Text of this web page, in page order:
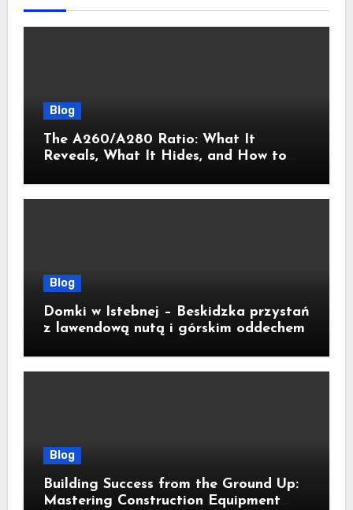
Blog
The A260/A280 Ratio: What It
Reveals, What It Hides, and How to
Blog
Domki w Istebnej – Beskidzka przystań
z lawendową nutą i górskim oddechem
Blog
Building Success from the Ground Up:
Mastering Construction Equipment